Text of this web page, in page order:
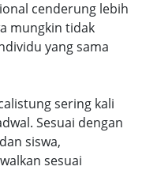
cenderung lebih
mungkin tidak
yang sama
sering kali
Sesuai dengan
siswa,
sesuai